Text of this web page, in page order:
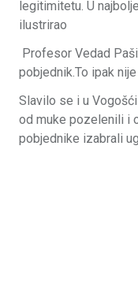
legitimitetu. U
ilustrirao
Profesor Vedad
pobjednik.To ipak
Slavilo se i u
od muke pozelenili i
pobjednike izabrali